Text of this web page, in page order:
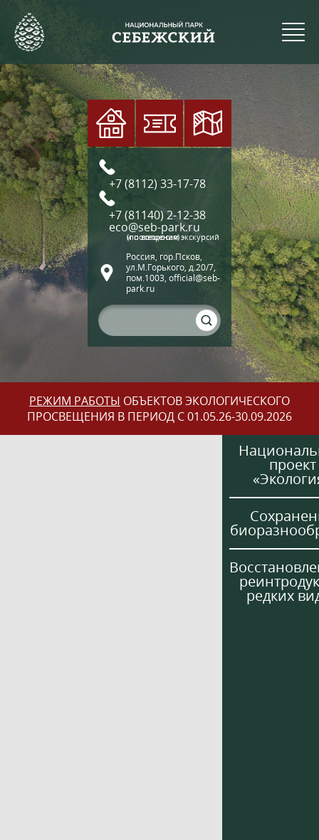
+7 (8112) 33-17-78
+7 (81140) 2-12-38
eco@seb-park.ru
(по вопросам экскурсий и посещения)
Россия, гор.Псков,
ул.М.Горького, д.20/7,
пом.1003, official@seb-
park.ru
РЕЖИМ РАБОТЫ ОБЪЕКТОВ ЭКОЛОГИЧЕСКОГО
ПРОСВЕЩЕНИЯ В ПЕРИОД С 01.05.26-30.09.2026
проект
редких